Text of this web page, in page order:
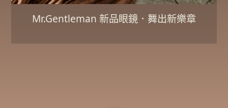
Mr.Gentleman 新品眼鏡．舞出新樂章